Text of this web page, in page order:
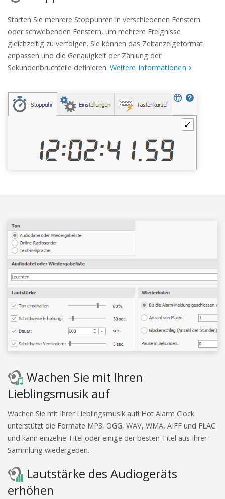
Starten Sie mehrere Stoppuhren in verschiedenen Fenstern
oder schwebenden Fenstern, um mehrere Ereignisse
gleichzeitig zu verfolgen. Sie können das Zeitanzeigeformat
anpassen und die Genauigkeit der Zählung der
Sekundenbruchteile definieren. Weitere Informationen
Wachen Sie mit Ihren
Lieblingsmusik auf
Wachen Sie mit Ihrer Lieblingsmusik auf! Hot Alarm Clock
unterstützt die Formate MP3, OGG, WAV, WMA, AIFF und FLAC
und kann einzelne Titel oder einige der besten Titel aus Ihrer
Sammlung wiedergeben.
Lautstärke des Audiogeräts
erhöhen